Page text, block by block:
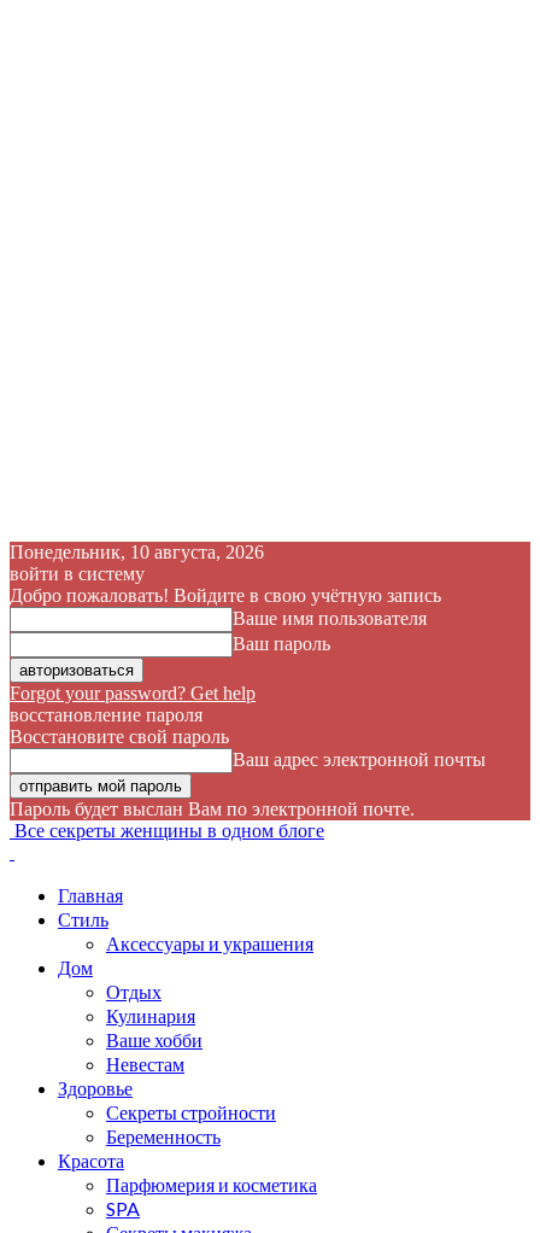
Понедельник, 10 августа, 2026
войти в систему
Добро пожаловать! Войдите в свою учётную запись
Ваше имя пользователя
Ваш пароль
Forgot your password? Get help
восстановление пароля
Восстановите свой пароль
Ваш адрес электронной почты
Пароль будет выслан Вам по электронной почте.
Все секреты женщины в одном блоге
Главная
Стиль
Аксессуары и украшения
Дом
Отдых
Кулинария
Ваше хобби
Невестам
Здоровье
Секреты стройности
Беременность
Красота
Парфюмерия и косметика
SPA